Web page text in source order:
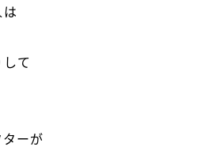
は
て
ーが